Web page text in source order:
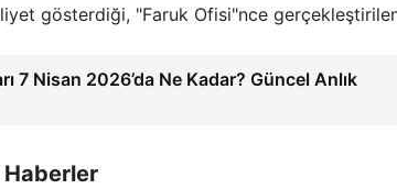
gösterdiği, "Faruk Ofisi"nce
7 Nisan 2026’da Ne Kadar? Güncel Anlık
Haberler